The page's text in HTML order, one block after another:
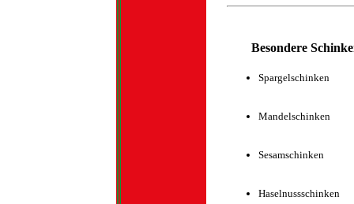
Besondere
Spargelschinken
Mandelschinken
Sesamschinken
Haselnussschinken